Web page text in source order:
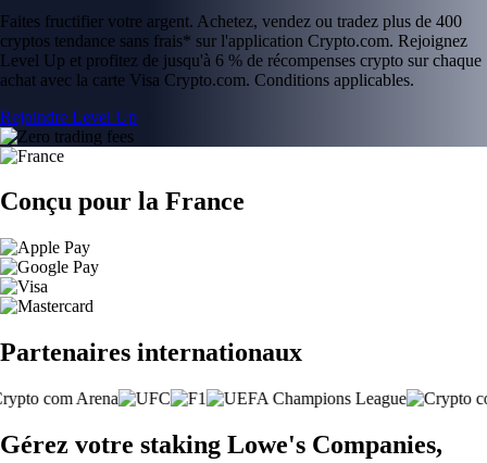
Faites fructifier votre argent. Achetez, vendez ou tradez plus de 400
cryptos tendance sans frais* sur l'application Crypto.com. Rejoignez
Level Up et profitez de jusqu'à 6 % de récompenses crypto sur chaque
achat avec la carte Visa Crypto.com. Conditions applicables.
Rejoindre Level Up
Conçu pour la France
Partenaires internationaux
Gérez votre staking Lowe's Companies,